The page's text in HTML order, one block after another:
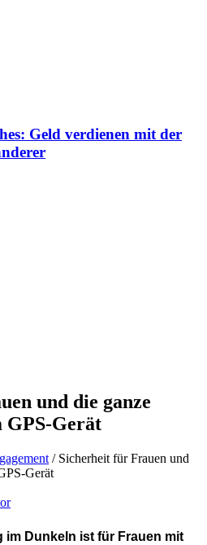
Geld verdienen mit der
und die ganze
GPS-Gerät
/Sicherheit für Frauen und
Gerät
im Dunkeln ist für Frauen mit